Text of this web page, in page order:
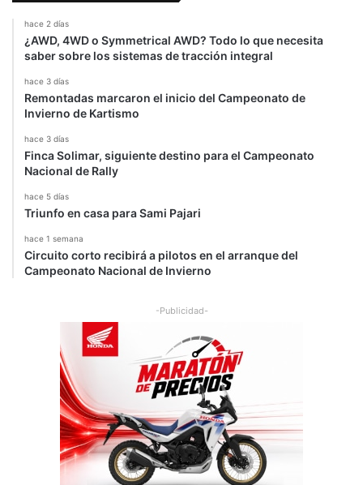
hace 2 días
¿AWD, 4WD o Symmetrical AWD? Todo lo que necesita
saber sobre los sistemas de tracción integral
hace 3 días
Remontadas marcaron el inicio del Campeonato de
Invierno de Kartismo
hace 3 días
Finca Solimar, siguiente destino para el Campeonato
Nacional de Rally
hace 5 días
Triunfo en casa para Sami Pajari
hace 1 semana
Circuito corto recibirá a pilotos en el arranque del
Campeonato Nacional de Invierno
-Publicidad-